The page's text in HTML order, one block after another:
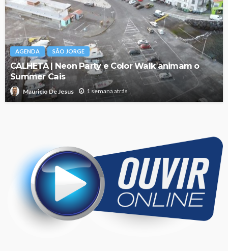
AGENDA SÃO JORGE
CALHETA | Neon Party e Color Walk animam o
Summer Cais
Mauricio De Jesus 1 semana atrás